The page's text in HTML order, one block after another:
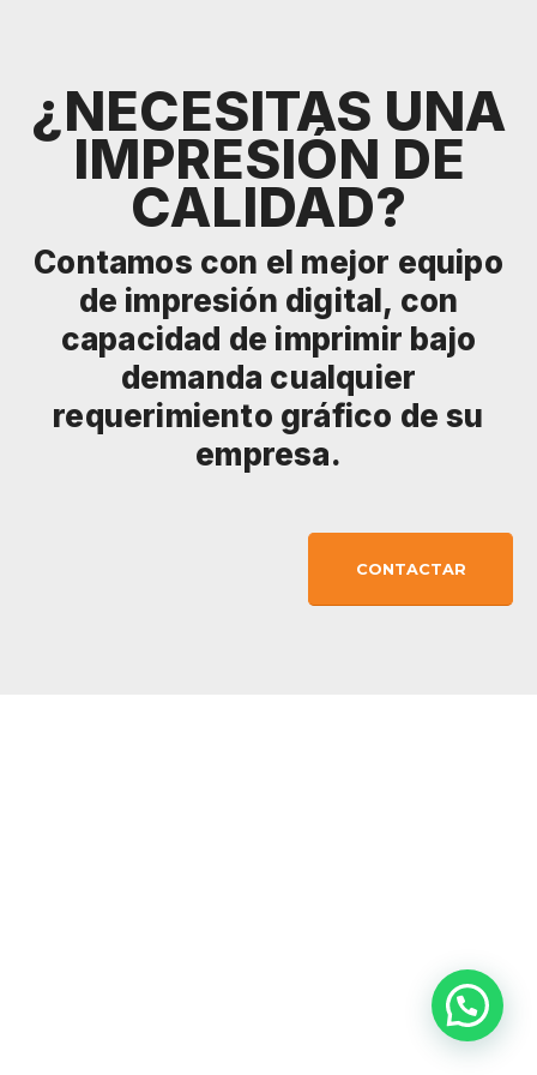
¿NECESITAS UNA
IMPRESIÓN DE
CALIDAD?
Contamos con el mejor equipo
de impresión digital, con
capacidad de imprimir bajo
demanda cualquier
requerimiento gráfico de su
empresa.
CONTACTAR